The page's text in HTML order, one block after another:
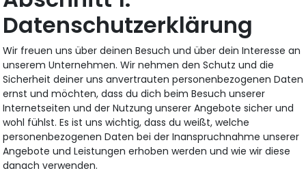
Datenschutzerklärung
Wir freuen uns über deinen Besuch und über dein Interesse an
unserem Unternehmen. Wir nehmen den Schutz und die
Sicherheit deiner uns anvertrauten personenbezogenen Daten
ernst und möchten, dass du dich beim Besuch unserer
Internetseiten und der Nutzung unserer Angebote sicher und
wohl fühlst. Es ist uns wichtig, dass du weißt, welche
personenbezogenen Daten bei der Inanspruchnahme unserer
Angebote und Leistungen erhoben werden und wie wir diese
danach verwenden.